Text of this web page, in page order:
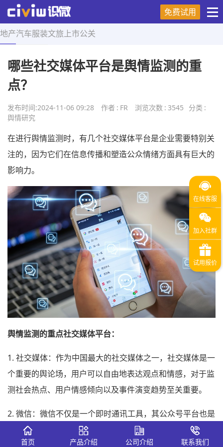
免费试用
地产汽车服装文旅 上市公关
首页 > 舆情研究 > 正文
哪些社交媒体平台是舆情监测的重
点？
发布时间:2024-11-06 09:28 作者 : FR 浏览次数 : 3545 分类 :
舆情研究
在进行舆情监测时，有几个社交媒体平台是企业需要特别关
注的，因为它们在信息传播和塑造公众情绪方面具有巨大的
影响力。
舆情监测的重点社交媒体平台：
1. 社交媒体：作为中国最大的社交媒体之一，社交媒体是一
个重要的舆论场，用户可以自由地表达观点和情感，对于监
测社会热点、用户情感倾向以及事件演变趋势至关重要。
2. 微信：微信不仅是一个即时通讯工具，其公众号平台也是
信息传播的重要渠道，对于企业来说，监测微信上的舆情动
首页 产品介绍 公司介绍 联系我们